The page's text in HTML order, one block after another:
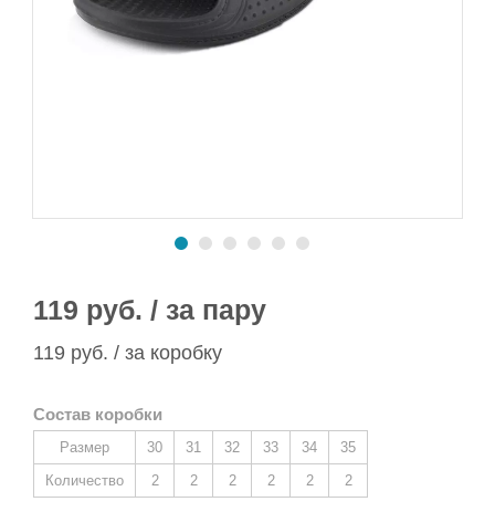
119 руб. / за пару
119 руб. / за коробку
Состав коробки
Размер 30 31 32 33 34
35
Количество
2 2 2 2 2 2
Сапоги ПВХ/ЭВА
Сапоги ПВХ
Пляжная обувь